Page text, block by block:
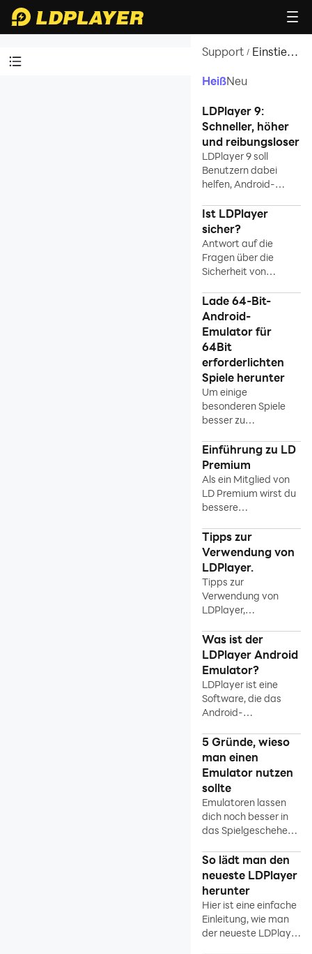
Support / Einstieg
HeißNeu
LDPlayer 9:
Schneller, höher
und reibungsloser
LDPlayer 9 soll
Benutzern dabei
helfen, Android-
flüssiger und mit
höheren FPS auf dem
PC bei geringerem
CPU- und GPU-
Verbrauch zu spielen.
Ist LDPlayer
sicher?
Antwort auf die
Fragen über die
Sicherheit von
Lade 64-Bit-
Android-
Emulator für
64Bit
erforderlichten
Spiele herunter
Um einige
besonderen Spiele
besser zu
64-Bit-Version von
LDPlayer!
Einführung zu LD
Premium
Als ein Mitglied von
LD Premium wirst du
bessere
genießen. Komm und
werd ein Mitglied LD
Premiums!
Tipps zur
Verwendung von
LDPlayer.
Tipps zur
Verwendung von
LDPlayer,
Modus, Shortcuts,
virtuelles GPS und
andere nützliche
Funktionen.
Was ist der
LDPlayer Android
Emulator?
LDPlayer ist eine
Software, die das
Android-
emuliert, um
Android-Spiele auf
dem PC ausführen zu
können.
5 Gründe, wieso
man einen
Emulator nutzen
sollte
Emulatoren lassen
dich noch besser in
das Spielgeschehen
bieten dir einige
Vorteile. Hier nennen
wir fünf davon.
So lädt man den
neueste LDPlayer
herunter
Hier ist eine einfache
Einleitung, wie man
der neueste LDPlayer